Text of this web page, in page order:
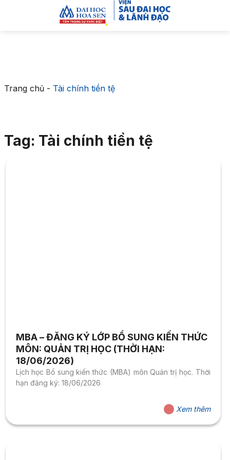
Trang chủ- Tài chính tiền tệ
Tag: Tài chính tiền tệ
MBA – ĐĂNG KÝ LỚP BỔ SUNG KIẾN THỨC
MÔN: QUẢN TRỊ HỌC (THỜI HẠN:
18/06/2026)
Lịch học Bổ sung kiến thức (MBA) môn Quản trị học. Thời
hạn đăng ký: 18/06/2026
Xem thêm